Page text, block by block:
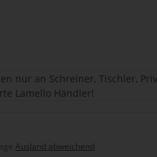
nur an Schreiner, Tischler,
Lamello Händler!
Ausland abweichend